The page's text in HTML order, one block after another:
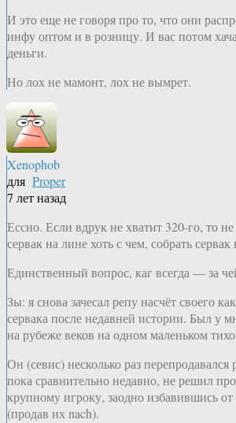
И это еще не говоря про то, что они
инфу оптом и в розницу. И вас потом
деньги.
Но лох не мамонт, лох не вымрет.
Xenophob
для Proper
7 лет назад
Ессно. Если вдрук не хватит 320-го, то
сервак на лине хоть с чем, собрать
Единственный вопрос, каг всегда — за
Зы: я снова зачесал репу насчёт своего
сервака после недавней истории. Был у
на рубеже веков на одном маленьком
Он (севис) несколько раз
пока сравнительно недавно, не решил
крупному игроку, заодно избавившись от
(продав их nach).